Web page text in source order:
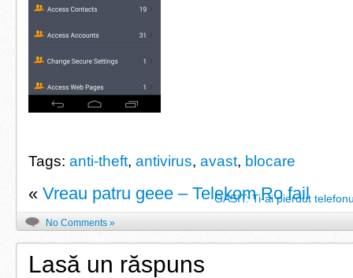
Tags: anti-theft, antivirus, avast, blocare
« Vreau patru geee – Telekom Ro fail
GASIT: Ti-ai pierdut
No Comments »
Lasă un răspuns